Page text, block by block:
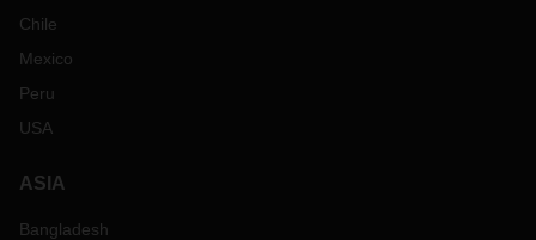
Chile
Mexico
Peru
USA
ASIA
Bangladesh